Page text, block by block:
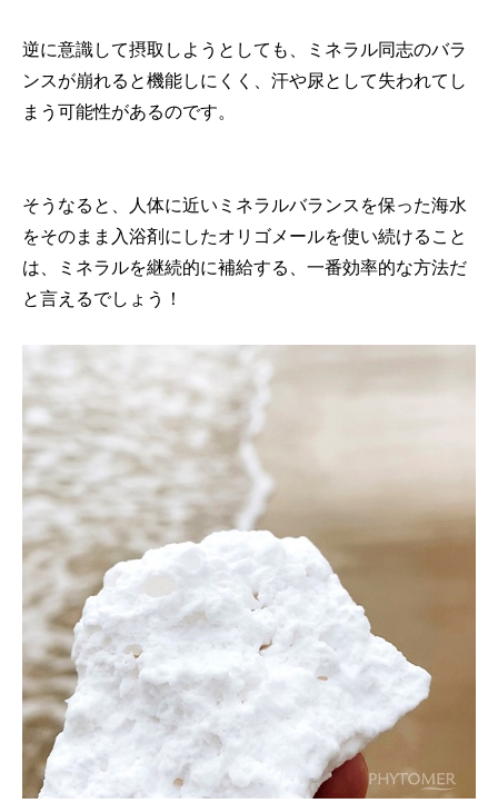
逆に意識して摂取しようとしても、ミネラル同志のバラ
ンスが崩れると機能しにくく、汗や尿として失われてし
まう可能性があるのです。
そうなると、人体に近いミネラルバランスを保った海水
をそのまま入浴剤にしたオリゴメールを使い続けること
は、ミネラルを継続的に補給する、一番効率的な方法だ
と言えるでしょう！